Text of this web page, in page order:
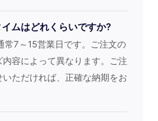
ムはどれくらいですか?
常7～15営業日です。ご注文の
容によって異なります。ご注
ただければ、正確な納期をお